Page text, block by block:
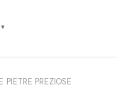
▼
PREZIOSE